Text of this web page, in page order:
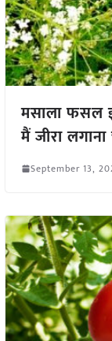
मसाला फसल
मैं जीरा
September 13,